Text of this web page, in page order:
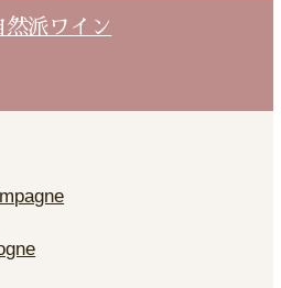
派ワイン